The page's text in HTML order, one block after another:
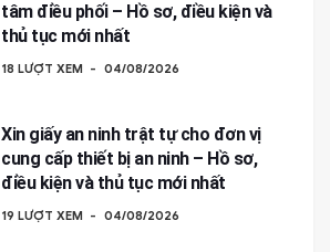
tâm điều phối – Hồ sơ, điều kiện và
thủ tục mới nhất
18 LƯỢT XEM 04/08/2026
Xin giấy an ninh trật tự cho đơn vị
cung cấp thiết bị an ninh – Hồ sơ,
điều kiện và thủ tục mới nhất
19 LƯỢT XEM 04/08/2026